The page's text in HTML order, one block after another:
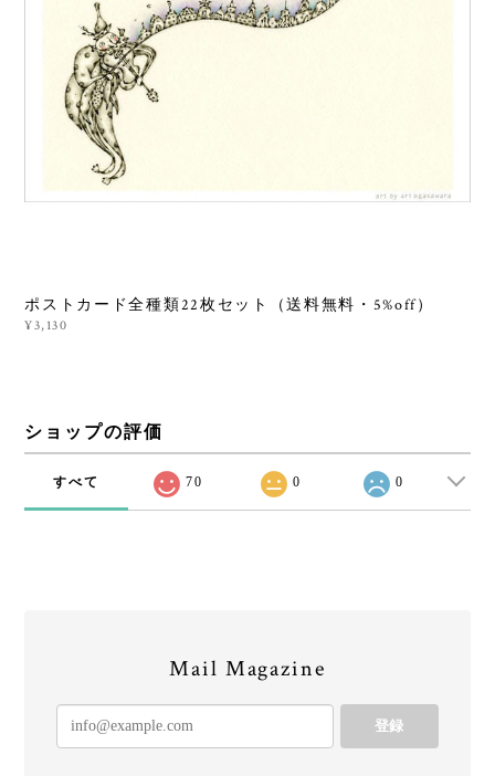
ポストカード全種類22枚セット（送料無料・5%off）
¥3,130
ショップの評価
すべて 70 0 0
Mail Magazine
登録